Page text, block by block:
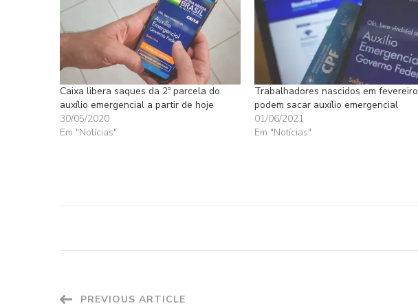
Caixa libera saques da 2ª parcela do
auxílio emergencial a partir de hoje
30/05/2020
Em "Notícias"
Trabalhadores nascidos em fevereiro
podem sacar auxílio emergencial
01/06/2021
Em "Notícias"
PREVIOUS ARTICLE